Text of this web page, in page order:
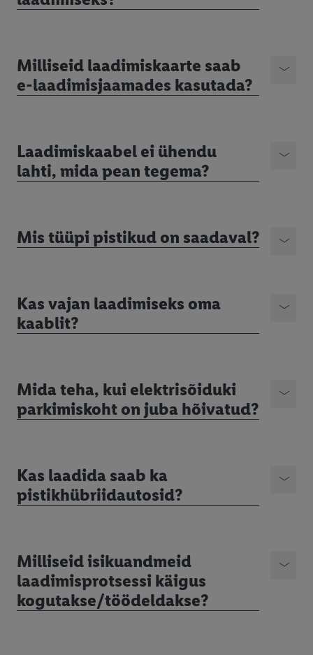
Milliseid laadimiskaarte saab
e-laadimisjaamades kasutada?
Laadimiskaabel ei ühendu
lahti, mida pean tegema?
Mis tüüpi pistikud on saadaval?
Kas vajan laadimiseks oma
kaablit?
Mida teha, kui elektrisõiduki
parkimiskoht on juba hõivatud?
Kas laadida saab ka
pistikhübriidautosid?
Milliseid isikuandmeid
laadimisprotsessi käigus
kogutakse/töödeldakse?